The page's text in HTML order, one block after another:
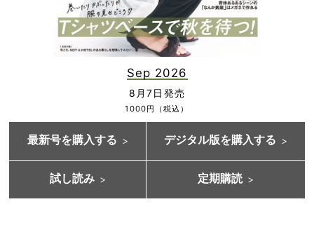
Sep 2026
8月7日発売
1000円（税込）
最新号を購入する デジタル版を購入する
試し読み 定期購読